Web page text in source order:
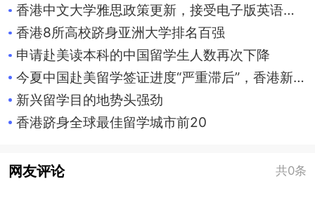
香港中文大学雅思政策更新，接受电子版英语成绩单，不再接受纸质版！
香港8所高校跻身亚洲大学排名百强
申请赴美读本科的中国留学生人数再次下降
今夏中国赴美留学签证进度“严重滞后”，香港新加坡成留学生“新宠”
新兴留学目的地势头强劲
香港跻身全球最佳留学城市前20
网友评论 共0条